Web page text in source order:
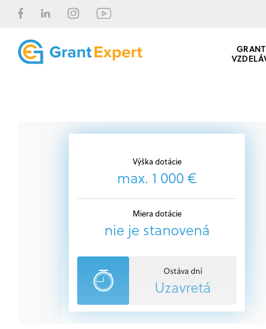
Výška dotácie
max. 1 000 €
Miera dotácie
nie je stanovená
Ostáva dní
Uzavretá